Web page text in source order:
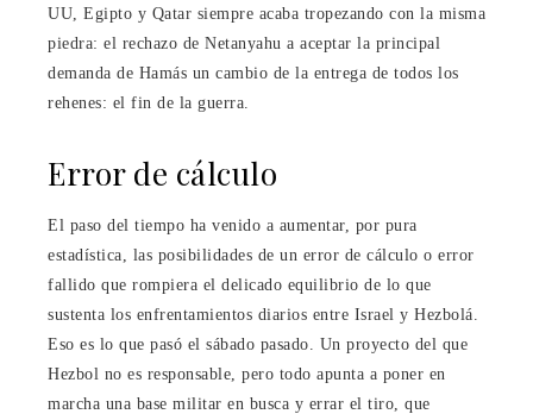
UU, Egipto y Qatar siempre acaba tropezando con la misma
piedra: el rechazo de Netanyahu a aceptar la principal
demanda de Hamás un cambio de la entrega de todos los
rehenes: el fin de la guerra.
Error de cálculo
El paso del tiempo ha venido a aumentar, por pura
estadística, las posibilidades de un error de cálculo o error
fallido que rompiera el delicado equilibrio de lo que
sustenta los enfrentamientos diarios entre Israel y Hezbolá.
Eso es lo que pasó el sábado pasado. Un proyecto del que
Hezbol no es responsable, pero todo apunta a poner en
marcha una base militar en busca y errar el tiro, que